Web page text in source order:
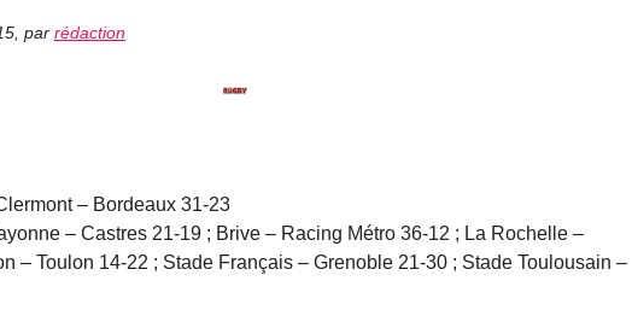
par rédaction
– Bordeaux 31-23
– Castres 21-19 ; Brive – Racing Métro 36-12 ; La Rochelle –
– Toulon 14-22 ; Stade Français – Grenoble 21-30 ; Stade Toulousain –